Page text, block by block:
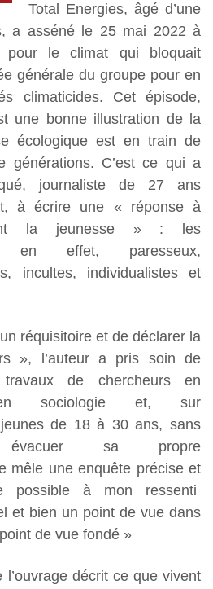
Total Energies, âgé d’une
a asséné le 25 mai 2022 à
pour le climat qui bloquait
générale du groupe pour en
climaticides. Cet épisode,
une bonne illustration de la
écologique est en train de
générations. C’est ce qui a
journaliste de 27 ans
à écrire une « réponse à
la jeunesse » : les
en effet, paresseux,
incultes, individualistes et
réquisitoire et de déclarer la
», l’auteur a pris soin de
de chercheurs en
sociologie et, sur
de 18 à 30 ans, sans
sa propre
mêle une enquête précise et
possible à mon ressenti
et bien un point de vue dans
de vue fondé »
décrit ce que vivent